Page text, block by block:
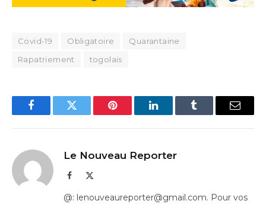
Covid-19 Obligatoire
Quarantaine
Rapatriement
togolais
FacebookTwitter Pinterest LinkedInTumblr Email
Le Nouveau Reporter
Facebook
@: lenouveaureporter@gmail.com. Pour vos